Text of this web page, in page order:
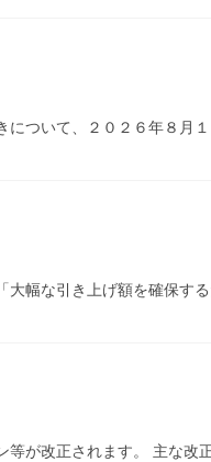
ついて、２０２６年８月
幅な引き上げ額を確保す
が改正されます。 主な改